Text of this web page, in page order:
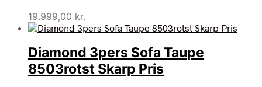
19.999,00 kr.
Diamond 3pers Sofa Taupe
8503rotst Skarp Pris